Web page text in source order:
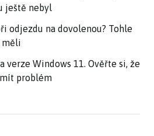
ještě nebyl
odjezdu na dovolenou? Tohle
měli
verze Windows 11. Ověřte si, že
problém